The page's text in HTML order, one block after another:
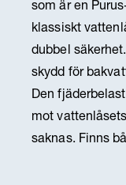
som är en
klassiskt
dubbel
skydd för
Den
mot
saknas. Finns